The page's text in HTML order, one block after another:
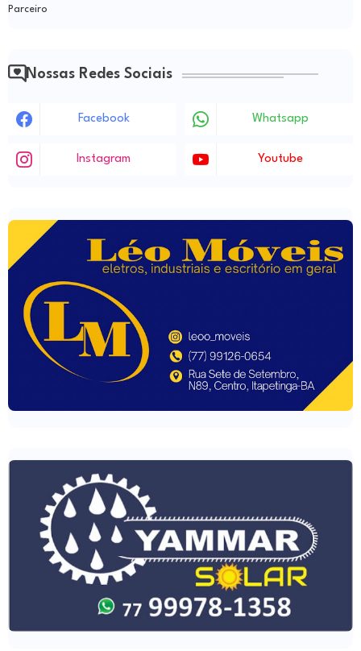
Parceiro
Nossas Redes Sociais
Facebook Whatsapp
Instagram Youtube